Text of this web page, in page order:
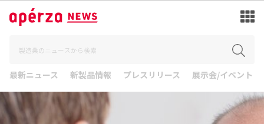
最新ニュース 新製品情報 プレスリリース 展示会/イベント